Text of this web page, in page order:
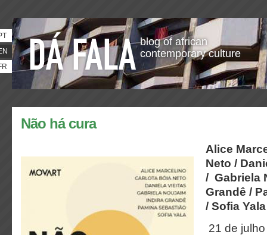
blog of african
contemporary culture
Não há cura
Alice
Neto /
/ Gabriela
Grandê /
/ Sofia Yala
21 de